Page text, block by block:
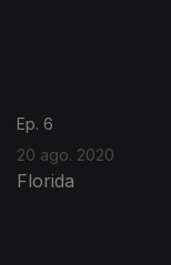
Ep. 6
20 ago. 2020
Florida